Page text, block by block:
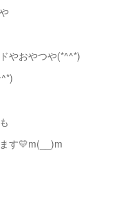
やおやつや(*^^*)
す💛m(__)m